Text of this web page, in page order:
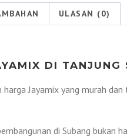
Siang
2026
ULASAN (0)
DI
Jayamix yang murah
di Subang bukan